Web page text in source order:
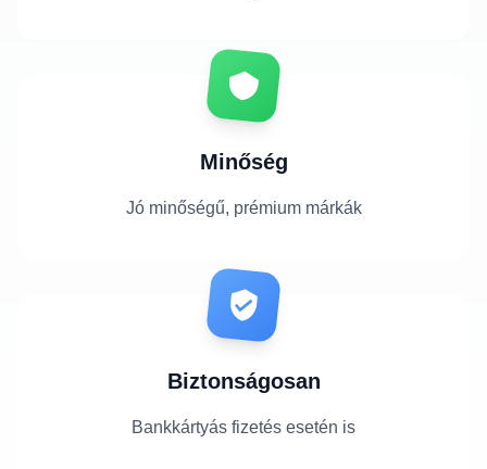
Minőség
Jó minőségű, prémium márkák
Biztonságosan
Bankkártyás fizetés esetén is